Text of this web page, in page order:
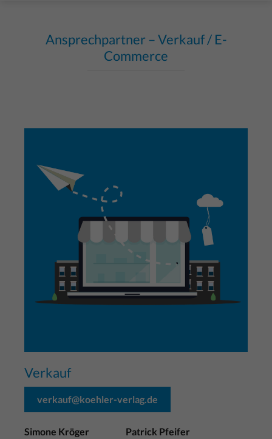
Ansprechpartner – Verkauf / E-
Commerce
Verkauf
verkauf@koehler-verlag.de
Simone Kröger
Patrick Pfeifer